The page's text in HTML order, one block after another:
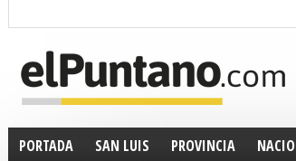
PORTADA SAN LUIS PROVINCIA